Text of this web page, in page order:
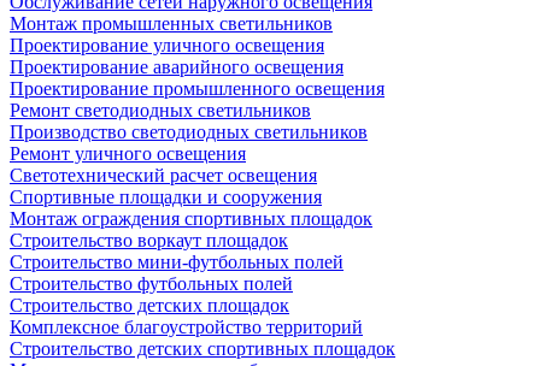
Монтаж промышленных светильников
Проектирование уличного освещения
Проектирование аварийного освещения
Проектирование промышленного освещения
Ремонт светодиодных светильников
Производство светодиодных светильников
Ремонт уличного освещения
Светотехнический расчет освещения
Спортивные площадки и сооружения
Монтаж ограждения спортивных площадок
Строительство воркаут площадок
Строительство мини-футбольных полей
Строительство футбольных полей
Строительство детских площадок
Комплексное благоустройство территорий
Строительство детских спортивных площадок